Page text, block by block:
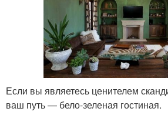
Если вы являетесь ценителем
ваш путь — бело-зеленая гостиная.